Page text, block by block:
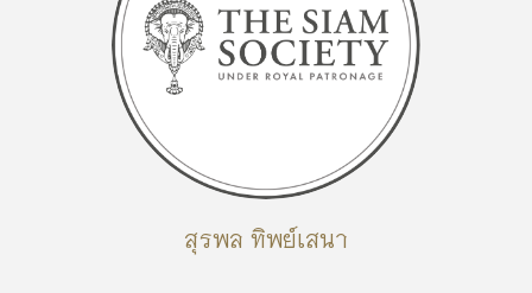
สุรพล ทิพย์เสนา